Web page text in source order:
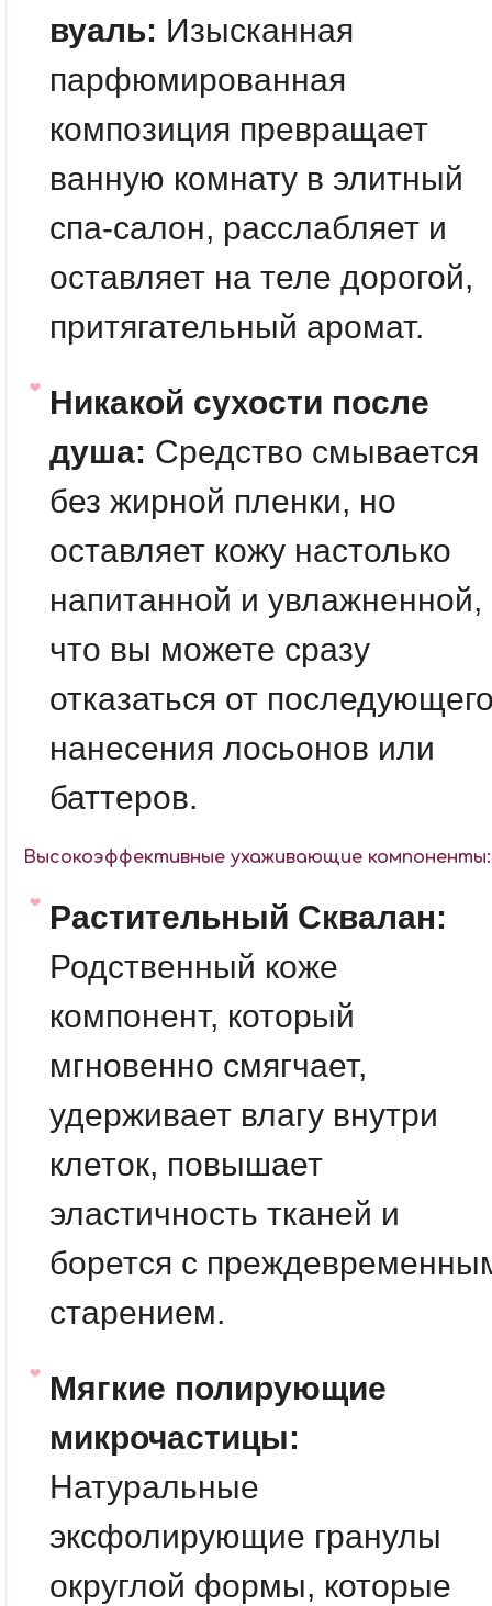
вуаль: Изысканная
парфюмированная
композиция превращает
ванную комнату в элитный
спа-салон, расслабляет и
оставляет на теле дорогой,
притягательный аромат.
Никакой сухости после
душа: Средство смывается
без жирной пленки, но
оставляет кожу настолько
напитанной и увлажненной,
что вы можете сразу
отказаться от
нанесения лосьонов или
баттеров.
Высокоэффективные ухаживающие компоненты:
Растительный Сквалан:
Родственный коже
компонент, который
мгновенно смягчает,
удерживает влагу внутри
клеток, повышает
эластичность тканей и
борется с
старением.
Мягкие полирующие
микрочастицы:
Натуральные
эксфолирующие гранулы
округлой формы, которые